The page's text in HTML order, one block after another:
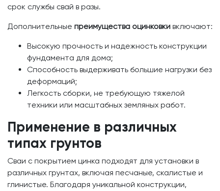
срок службы свай в разы.
Дополнительные преимущества оцинковки включают:
Высокую прочность и надежность конструкции
фундамента для дома;
Способность выдерживать большие нагрузки без
деформаций;
Легкость сборки, не требующую тяжелой
техники или масштабных земляных работ.
Применение в различных
типах грунтов
Сваи с покрытием цинка подходят для установки в
различных грунтах, включая песчаные, скалистые и
глинистые. Благодаря уникальной конструкции,